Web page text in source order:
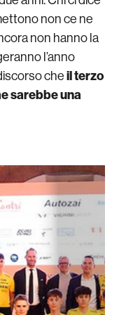
non ce ne
non hanno la
l’anno
cheil terzo
sarebbe una